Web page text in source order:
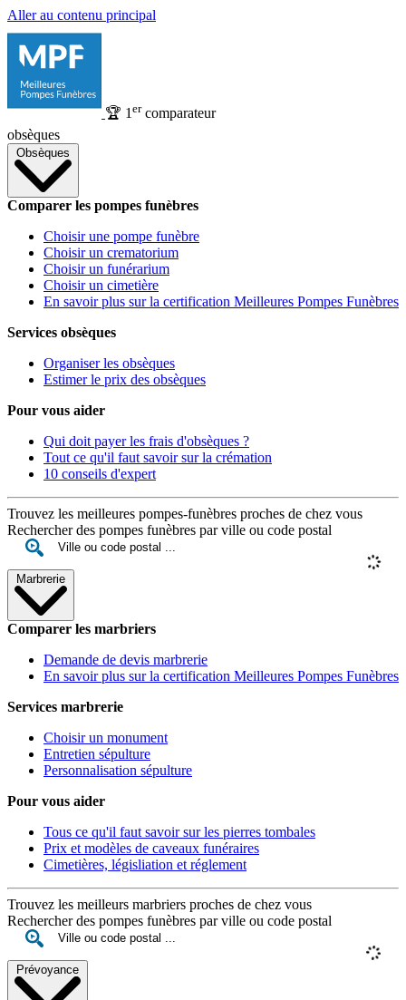
Aller au contenu principal
🏆 1 ercomparateur
obsèques
Obsèques
Comparer les pompes funèbres
Choisir une pompe funèbre
Choisir un crematorium
Choisir un funérarium
Choisir un cimetière
En savoir plus sur la certification Meilleures Pompes Funèbres
Services obsèques
Organiser les obsèques
Estimer le prix des obsèques
Pour vous aider
Qui doit payer les frais d'obsèques ?
Tout ce qu'il faut savoir sur la crémation
10 conseils d'expert
Trouvez les meilleures pompes-funèbres proches de chez vous
Rechercher des pompes funèbres par ville ou code postal
Marbrerie
Comparer les marbriers
Demande de devis marbrerie
En savoir plus sur la certification Meilleures Pompes Funèbres
Services marbrerie
Choisir un monument
Entretien sépulture
Personnalisation sépulture
Pour vous aider
Tous ce qu'il faut savoir sur les pierres tombales
Prix et modèles de caveaux funéraires
Cimetières, législiation et réglement
Trouvez les meilleurs marbriers proches de chez vous
Rechercher des pompes funèbres par ville ou code postal
Prévoyance